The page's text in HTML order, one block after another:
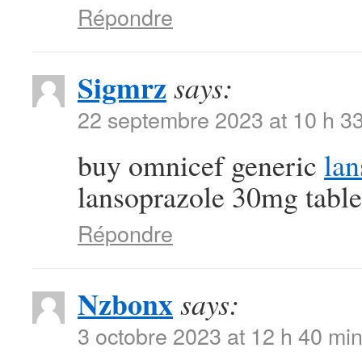
Répondre
Sigmrz says:
22 septembre 2023 at 10 h
buy omnicef generic
lansoprazole 30mg
Répondre
Nzbonxsays:
3 octobre 2023 at 12 h 40 min